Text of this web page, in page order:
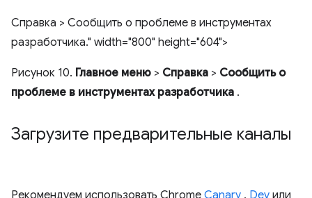
Справка > Сообщить о проблеме в инструментах
разработчика." width="800" height="604">
Рисунок 10. Главное меню > Справка > Сообщить о
проблеме в инструментах разработчика .
Загрузите предварительные каналы
Рекомендуем использовать Chrome Canary , Dev или